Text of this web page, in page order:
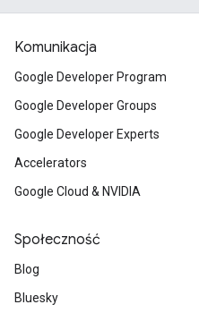
Komunikacja
Google Developer Program
Google Developer Groups
Google Developer Experts
Accelerators
Google Cloud & NVIDIA
Społeczność
Blog
Bluesky